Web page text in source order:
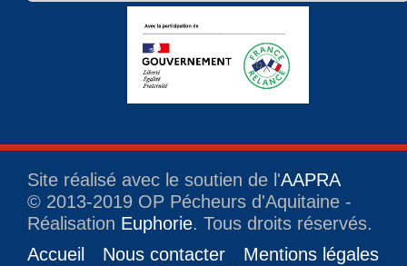
Site réalisé avec le soutien de l'AAPRA
© 2013-2019 OP Pécheurs d'Aquitaine -
Réalisation Euphorie. Tous droits réservés.
Accueil
Nous contacter
Mentions légales